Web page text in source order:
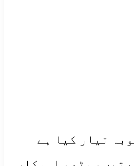
کو بند کرنے کا منصوبہ تیار کیا ہے